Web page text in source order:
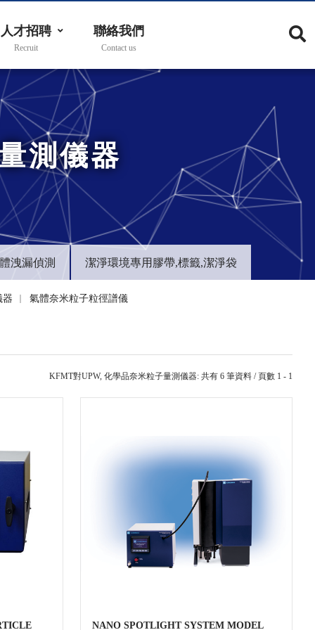
人才招聘 聯絡我們
測儀器
器 氣體奈米粒子粒徑譜儀
洩漏偵測 潔淨環境專用膠帶,標籤,潔淨袋
KFMT對UPW, 化學品奈米粒子量測儀器: 共有 6 筆資料 / 頁數 1 - 1
NANO SPOTLIGHT SYSTEM MODEL